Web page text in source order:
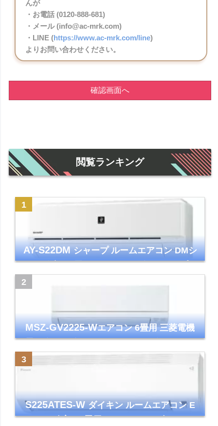
んが
・お電話 (0120-888-681)
・メール (info@ac-mrk.com)
・LINE (https://www.ac-mrk.com/line)
よりお問い合わせください。
確認画面へ
閲覧ランキング
AY-S22DMシャープ ルームエアコン DMシ
リーズ 主に6畳 ホワイト 2024年モデル プラ
MSZ-GV2225-Wエアコン 6畳用 三菱電機
霧ヶ峰 2025年モデル GVシリーズ ピュアホ
ワイト 清潔 除湿 単相100V
S225ATES-Wダイキン ルームエアコン E
シリーズ 主に6畳用 ホワイト 2025年モデル